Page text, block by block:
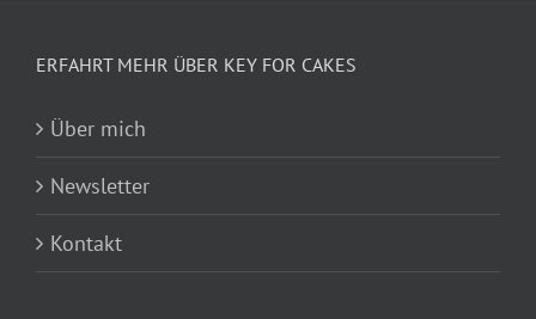
ERFAHRT MEHR ÜBER KEY FOR CAKES
Über mich
Newsletter
Kontakt